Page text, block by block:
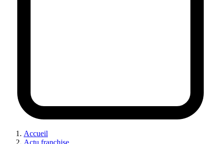
Accueil
Actu franchise